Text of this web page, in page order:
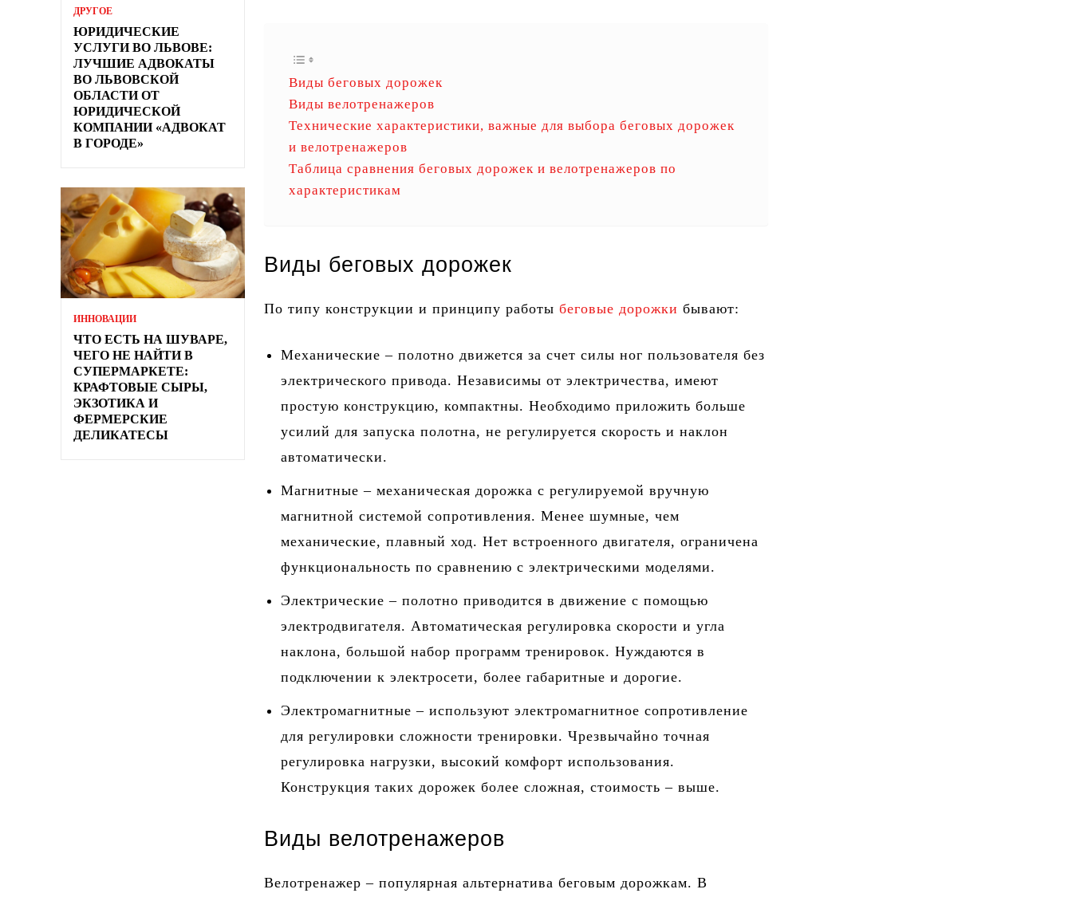
ДРУГОЕ
ЮРИДИЧЕСКИЕ
УСЛУГИ ВО ЛЬВОВЕ:
ЛУЧШИЕ АДВОКАТЫ
ВО ЛЬВОВСКОЙ
ОБЛАСТИ ОТ
ЮРИДИЧЕСКОЙ
КОМПАНИИ «АДВОКАТ
В ГОРОДЕ»
ИННОВАЦИИ
ЧТО ЕСТЬ НА ШУВАРЕ,
ЧЕГО НЕ НАЙТИ В
СУПЕРМАРКЕТЕ:
КРАФТОВЫЕ СЫРЫ,
ЭКЗОТИКА И
ФЕРМЕРСКИЕ
ДЕЛИКАТЕСЫ
Виды беговых дорожек
Виды велотренажеров
Технические характеристики, важные для выбора беговых дорожек
и велотренажеров
Таблица сравнения беговых дорожек и велотренажеров по
характеристикам
Виды беговых дорожек
По типу конструкции и принципу работыбеговые дорожки бывают:
Механические – полотно движется за счет силы ног пользователя без
электрического привода. Независимы от электричества, имеют
простую конструкцию, компактны. Необходимо приложить больше
усилий для запуска полотна, не регулируется скорость и наклон
автоматически.
Магнитные – механическая дорожка с регулируемой вручную
магнитной системой сопротивления. Менее шумные, чем
механические, плавный ход. Нет встроенного двигателя, ограничена
функциональность по сравнению с электрическими моделями.
Электрические – полотно приводится в движение с помощью
электродвигателя. Автоматическая регулировка скорости и угла
наклона, большой набор программ тренировок. Нуждаются в
подключении к электросети, более габаритные и дорогие.
Электромагнитные – используют электромагнитное сопротивление
для регулировки сложности тренировки. Чрезвычайно точная
регулировка нагрузки, высокий комфорт использования.
Конструкция таких дорожек более сложная, стоимость – выше.
Виды велотренажеров
Велотренажер – популярная альтернатива беговым дорожкам. В